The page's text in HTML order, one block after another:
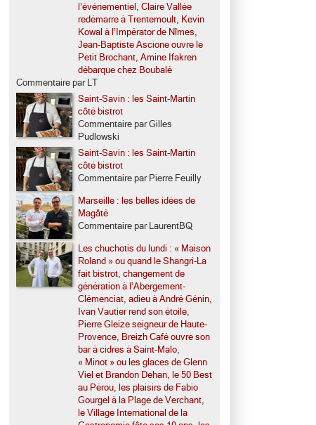
l’événementiel, Claire Vallée
redémarre à Trentemoult, Kevin
Kowal à l’Impérator de Nîmes,
Jean-Baptiste Ascione ouvre le
Petit Brochant, Amine Ifakren
débarque chez Boubalé
Commentaire par LT
Saint-Savin : les Saint-Martin
côté bistrot
Commentaire par Gilles
Pudlowski
Saint-Savin : les Saint-Martin
côté bistrot
Commentaire par Pierre Feuilly
Marseille : les belles idées de
Magâté
Commentaire par LaurentBQ
Les chuchotis du lundi : « Maison
Roland » ou quand le Shangri-La
fait bistrot, changement de
génération à l’Abergement-
Clémenciat, adieu à André Génin,
Ivan Vautier rend son étoile,
Pierre Gleize seigneur de Haute-
Provence, Breizh Café ouvre son
bar à cidres à Saint-Malo,
« Minot » ou les glaces de Glenn
Viel et Brandon Dehan, le 50 Best
au Pérou, les plaisirs de Fabio
Gourgel à la Plage de Verchant,
le Village International de la